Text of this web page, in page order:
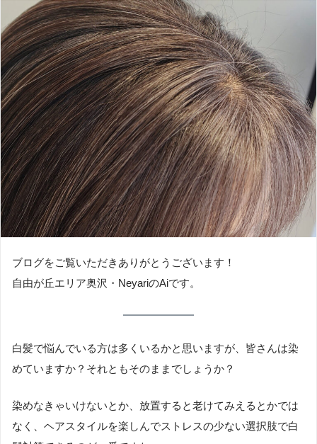
ブログをご覧いただきありがとうございます！
自由が丘エリア奥沢・NeyariのAiです。
白髪で悩んでいる方は多くいるかと思いますが、皆さんは染
めていますか？それともそのままでしょうか？
染めなきゃいけないとか、放置すると老けてみえるとかでは
なく、ヘアスタイルを楽しんでストレスの少ない選択肢で白